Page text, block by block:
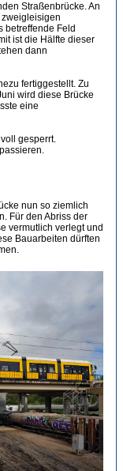
Straßenbrücke. An
betreffende Feld
ist die Hälfte dieser
dann
fertiggestellt. Zu
wird diese Brücke
eine
gesperrt.
nun so ziemlich
Für den Abriss der
vermutlich verlegt und
Bauarbeiten dürften